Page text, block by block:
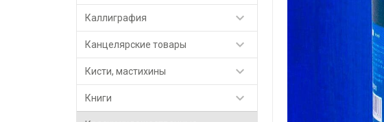
Каллиграфия 
Канцелярские товары 
Кисти, мастихины 
Книги 